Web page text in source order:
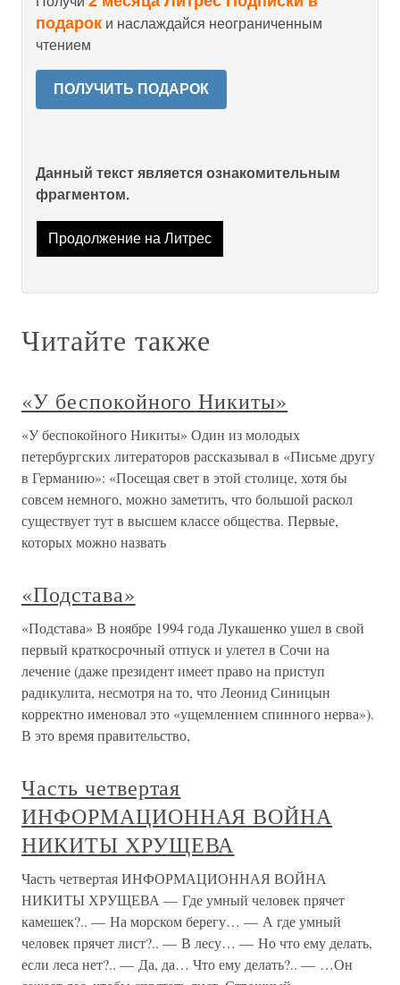
подарок и наслаждайся неограниченным
чтением
ПОЛУЧИТЬ ПОДАРОК
Данный текст является ознакомительным
фрагментом.
Продолжение на Литрес
Читайте также
«У беспокойного Никиты»
«У беспокойного Никиты» Один из молодых
петербургских литераторов рассказывал в «Письме другу
в Германию»: «Посещая свет в этой столице, хотя бы
совсем немного, можно заметить, что большой раскол
существует тут в высшем классе общества. Первые,
которых можно назвать
«Подстава»
«Подстава» В ноябре 1994 года Лукашенко ушел в свой
первый краткосрочный отпуск и улетел в Сочи на
лечение (даже президент имеет право на приступ
радикулита, несмотря на то, что Леонид Синицын
корректно именовал это «ущемлением спинного нерва»).
В это время правительство,
Часть четвертая
ИНФОРМАЦИОННАЯ ВОЙНА
НИКИТЫ ХРУЩЕВА
Часть четвертая ИНФОРМАЦИОННАЯ ВОЙНА
НИКИТЫ ХРУЩЕВА — Где умный человек прячет
камешек?.. — На морском берегу… — А где умный
человек прячет лист?.. — В лесу… — Но что ему делать,
если леса нет?.. — Да, да… Что ему делать?.. — …Он